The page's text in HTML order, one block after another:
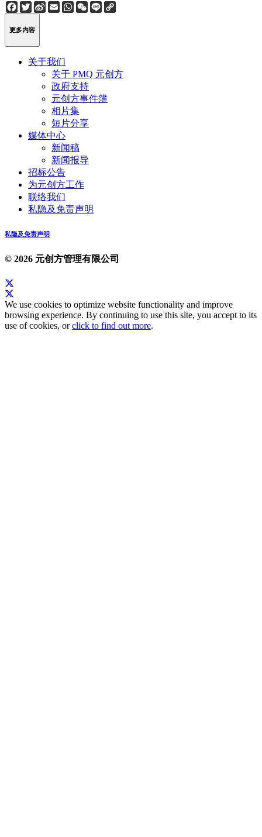
Facebook
Twitter
Sina
Weibo
EmailWhatsApp
WeChat
Line
更多内容
关于我们
关于 PMQ 元创方
政府支持
元创方事件簿
相片集
短片分享
媒体中心
新闻稿
新闻报导
招标公告
为元创方工作
联络我们
私隐及免责声明
私隐及免责声明
© 2026 元创方管理有限公司
We use cookies to optimize website functionality and improve
browsing experience. By continuing to use this site, you accept to its
use of cookies, orclick to find out more.